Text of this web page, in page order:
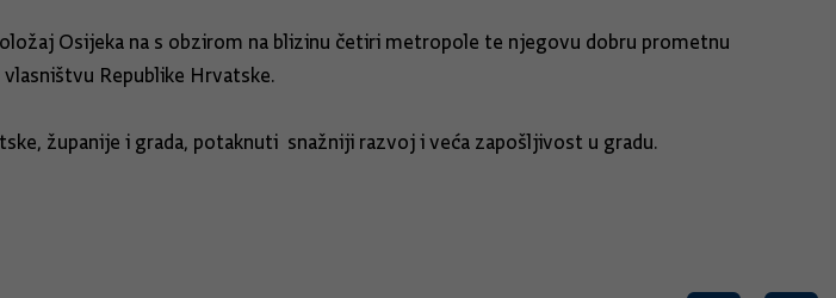
Osijeka na s obzirom na blizinu četiri metropole te njegovu dobru prometnu
Republike Hrvatske.
županije i grada, potaknuti snažniji razvoj i veća zapošljivost u gradu.